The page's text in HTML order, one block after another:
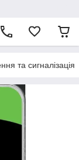
та сигналізація